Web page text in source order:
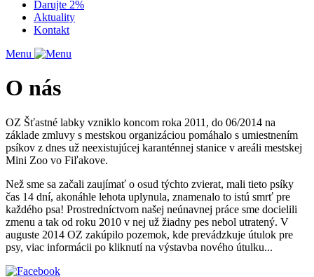
Darujte 2%
Aktuality
Kontakt
Menu
O nás
OZ Šťastné labky vzniklo koncom roka 2011, do 06/2014 na
základe zmluvy s mestskou organizáciou pomáhalo s umiestnením
psíkov z dnes už neexistujúcej karanténnej stanice v areáli mestskej
Mini Zoo vo Fiľakove.
Než sme sa začali zaujímať o osud týchto zvierat, mali tieto psíky
čas 14 dní, akonáhle lehota uplynula, znamenalo to istú smrť pre
každého psa! Prostredníctvom našej neúnavnej práce sme docielili
zmenu a tak od roku 2010 v nej už žiadny pes nebol utratený. V
auguste 2014 OZ zakúpilo pozemok, kde prevádzkuje útulok pre
psy, viac informácii po kliknutí na výstavba nového útulku...